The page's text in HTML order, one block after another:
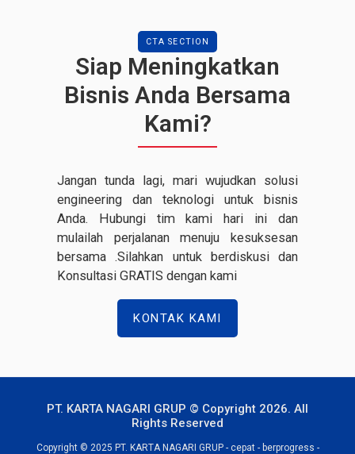
CTA SECTION
Siap Meningkatkan
Bisnis Anda Bersama
Kami?
Jangan tunda lagi, mari wujudkan solusi
engineering dan teknologi untuk bisnis
Anda. Hubungi tim kami hari ini dan
mulailah perjalanan menuju kesuksesan
bersama .Silahkan untuk berdiskusi dan
Konsultasi GRATIS dengan kami
KONTAK KAMI
PT. KARTA NAGARI GRUP © Copyright 2026. All
Rights Reserved
Copyright © 2025 PT. KARTA NAGARI GRUP - cepat - berprogress -